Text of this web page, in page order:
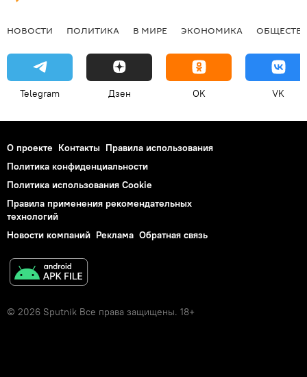
НОВОСТИ ПОЛИТИКА В МИРЕ ЭКОНОМИКА
Telegram Дзен OK VK
О проекте Контакты Правила использования
Политика конфиденциальности
Политика использования Cookie
Правила применения рекомендательных
технологий
Новости компаний Реклама Обратная связь
© 2026 Sputnik Все права защищены. 18+